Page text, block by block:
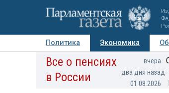
Политика Экономика
Авторы Персоны
Все о пенсиях
в России
вчера
два дня назад
01.08.2026